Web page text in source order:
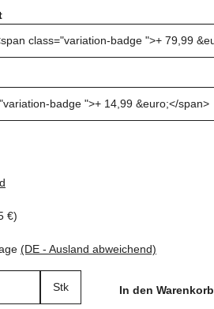
€)
(DE - Ausland abweichend)
Stk In den Warenkorb